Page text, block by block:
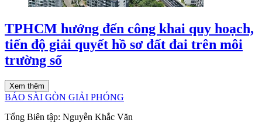
TPHCM hướng đến công khai quy hoạch,
tiến độ giải quyết hồ sơ đất đai trên môi
trường số
Xem thêm
BÁO SÀI GÒN GIẢI PHÓNG
Tổng Biên tập: Nguyễn Khắc Văn